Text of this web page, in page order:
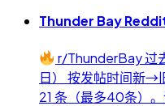
Thunder Bay
r/ThunderBay 过
日） 按发帖时间新→
21 条（最多40条）